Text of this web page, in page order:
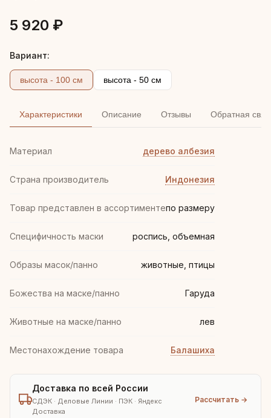
5 920 ₽
Вариант:
высота - 100 см высота - 50 см
Характеристики Описание Отзывы Обратная
Материал дерево албезия
Страна производитель Индонезия
Товар представлен в ассортиментепо размеру
Специфичность маски роспись, объемная
Образы масок/панно животные, птицы
Божества на маске/панно Гаруда
Животные на маске/панно лев
Местонахождение товара Балашиха
Доставка по всей России
СДЭК · Деловые Линии · ПЭК · Яндекс
Доставка
Рассчитать →